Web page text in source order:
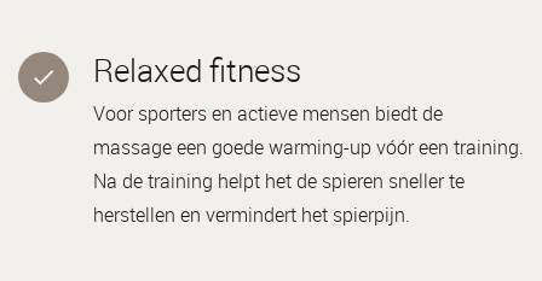
Relaxed fitness
Voor sporters en actieve mensen biedt de
massage een goede warming-up vóór een training.
Na de training helpt het de spieren sneller te
herstellen en vermindert het spierpijn.